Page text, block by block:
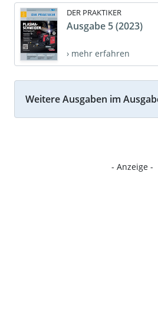
DER PRAKTIKER
Ausgabe 5 (2023)
› mehr erfahren
Weitere Ausgaben im
- Anzeige -